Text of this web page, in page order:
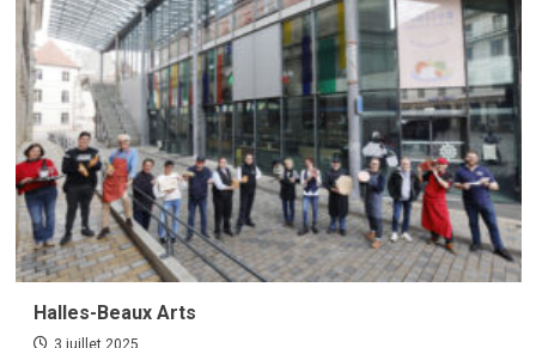
Loïc
Sébile,
Musix
Magix
Halles-Beaux Arts
3 juillet 2025